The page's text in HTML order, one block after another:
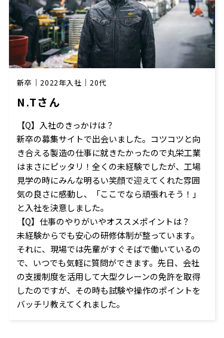
新卒｜2022年入社｜20代
N.Tさん
【Q】入社のきっかけは？
新卒の募集サイトで出会いました。コツコツと向
き合える製造の仕事に就きたかったので丸栄工業
はまさにピッタリ！全くの未経験でしたが、工場
見学の時にみんな明るい笑顔で迎えてくれた雰囲
気の良さに感動し、「ここでなら頑張れそう！」
と入社を決意しました。
【Q】仕事のやりがいやオススメポイントは？
未経験からでも安心の研修体制が整っています。
それに、現場では先輩がすぐそばで働いているの
で、いつでも気軽に質問ができます。先日、会社
の支援制度を活用して大型クレーンの免許を取得
したのですが、その時も試験や操作のポイントを
バッチリ教えてくれました。